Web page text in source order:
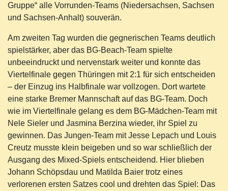
Gruppe“ alle Vorrunden-Teams (Niedersachsen, Sachsen
und Sachsen-Anhalt) souverän.
Am zweiten Tag wurden die gegnerischen Teams deutlich
spielstärker, aber das BG-Beach-Team spielte
unbeeindruckt und nervenstark weiter und konnte das
Viertelfinale gegen Thüringen mit 2:1 für sich entscheiden
– der Einzug ins Halbfinale war vollzogen. Dort wartete
eine starke Bremer Mannschaft auf das BG-Team. Doch
wie im Viertelfinale gelang es dem BG-Mädchen-Team mit
Nele Sieler und Jasmina Berzina wieder, ihr Spiel zu
gewinnen. Das Jungen-Team mit Jesse Lepach und Louis
Creutz musste klein beigeben und so war schließlich der
Ausgang des Mixed-Spiels entscheidend. Hier blieben
Johann Schöpsdau und Matilda Baier trotz eines
verlorenen ersten Satzes cool und drehten das Spiel: Das